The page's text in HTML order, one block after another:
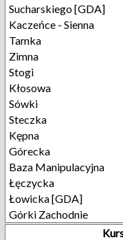
Sucharskiego [GDA]
Kaczeńce - Sienna
Tamka
Zimna
Stogi
Kłosowa
Sówki
Steczka
Kępna
Górecka
Baza Manipulacyjna
Łęczycka
Łowicka [GDA]
Górki Zachodnie